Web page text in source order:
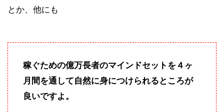
とか、他にも
稼ぐための億万長者のマインドセットを４ヶ
月間を通して自然に身につけられるところが
良いですよ。